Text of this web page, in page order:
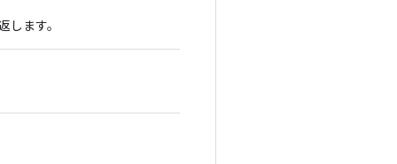
ます。